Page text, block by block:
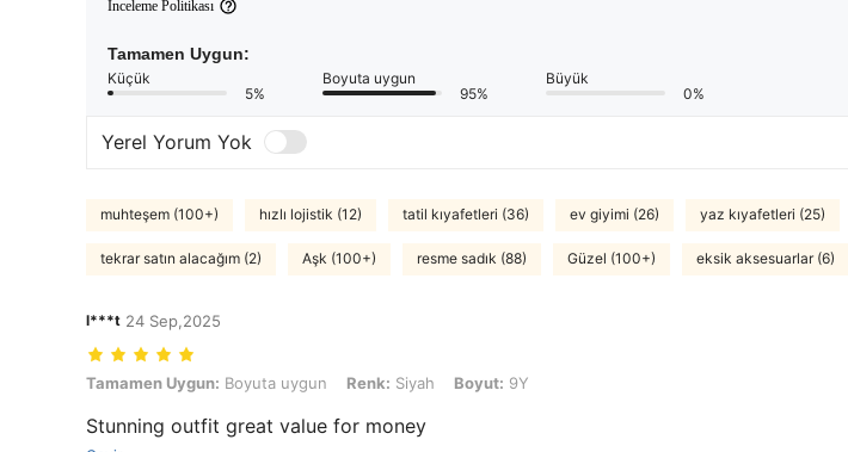
İnceleme Politikası
Tamamen Uygun:
Küçük
5%
Boyuta uygun
95%
Büyük
0%
Yerel Yorum Yok
muhteşem (100+) hızlı lojistik (12) tatil kıyafetleri (36) ev giyimi (26) yaz kıyafetleri (25)
tekrar satın alacağım (2) Aşk (100+) resme sadık (88) Güzel (100+) eksik aksesuarlar (6)
l***t 24 Sep,2025
Tamamen Uygun: Boyuta uygun, Renk: Siyah, Boyut: 9Y
Tamamen Uygun: Boyuta uygun Renk: Siyah Boyut: 9Y
Stunning outfit great value for money